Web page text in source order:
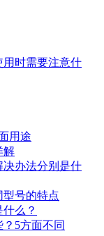
时需要注意什
用途
解
办法分别是什
号的特点
么？
5方面不同